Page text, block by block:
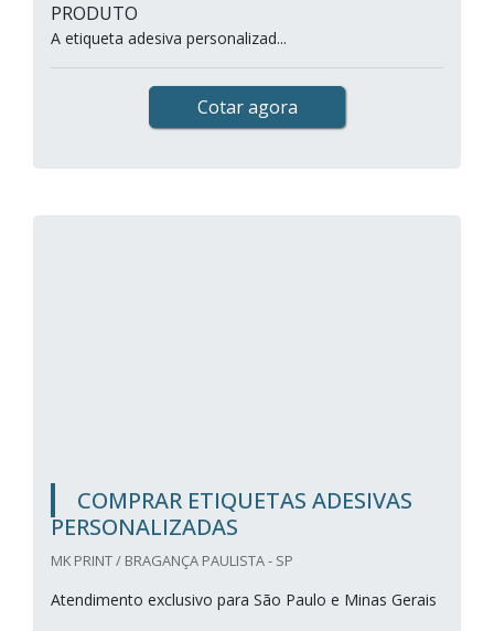
PRODUTO
A etiqueta adesiva personalizad...
Cotar agora
COMPRAR ETIQUETAS ADESIVAS
PERSONALIZADAS
MK PRINT / BRAGANÇA PAULISTA - SP
Atendimento exclusivo para São Paulo e Minas Gerais